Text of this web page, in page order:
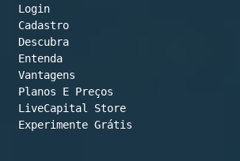
Login
Cadastro
Descubra
Entenda
Vantagens
Planos E Preços
LiveCapital Store
Experimente Grátis